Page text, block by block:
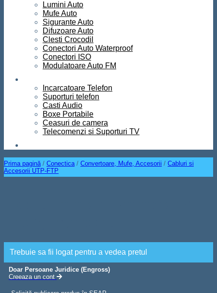
Lumini Auto
Mufe Auto
Sigurante Auto
Difuzoare Auto
Clesti Crocodil
Conectori Auto Waterproof
Conectori ISO
Modulatoare Auto FM
Incarcatoare Telefon
Suporturi telefon
Casti Audio
Boxe Portabile
Ceasuri de camera
Telecomenzi si Suporturi TV
Prima pagină / Conectica / Convertoare, Mufe, Accesorii / Cabluri si
Accesorii UTP-FTP
Trebuie sa fii logat pentru a vedea pretul
Doar Persoane Juridice (Engross)
Creeaza un cont